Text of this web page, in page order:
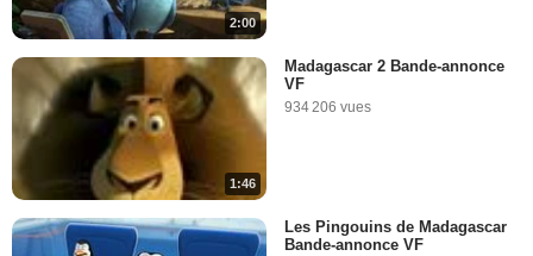
2:00
1:46
Madagascar 2 Bande-annonce
VF
934 206 vues
Les Pingouins de Madagascar
Bande-annonce VF